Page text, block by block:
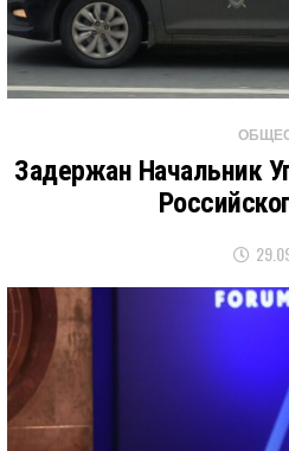
Задержан Начальник